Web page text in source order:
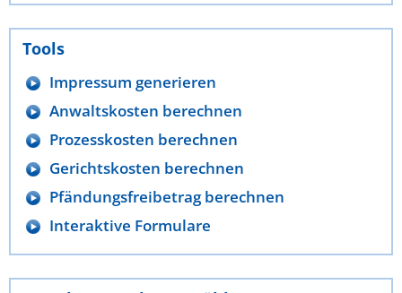
Tools
Impressum generieren
Anwaltskosten berechnen
Prozesskosten berechnen
Gerichtskosten berechnen
Pfändungsfreibetrag berechnen
Interaktive Formulare